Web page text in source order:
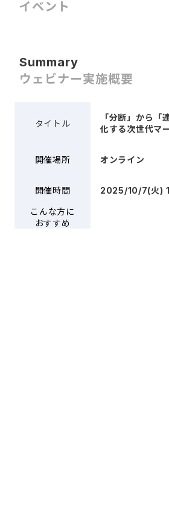
イベント
Summary
ウェビナー実施概要
タイトル
「分断」から「
化する次世代マ
開催場所 オンライン
開催時間 2025/10/7(火)
こんな方に
おすすめ